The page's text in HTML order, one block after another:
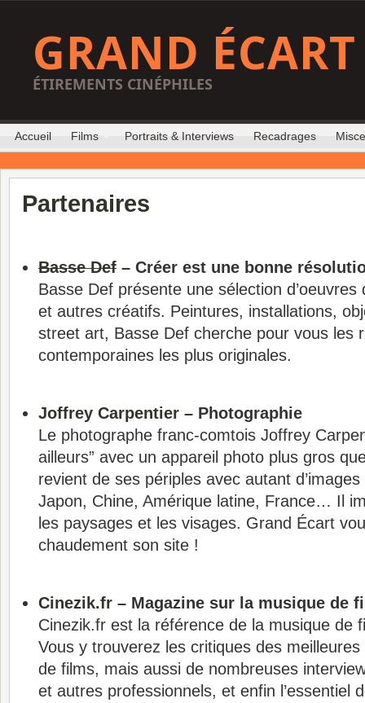
GRAND ÉCART
ÉTIREMENTS CINÉPHILES
Accueil Films Portraits & Interviews Recadrages
Partenaires
Basse Def – Créer est une bonne
Basse Def présente une sélection d’oeuvres
et autres créatifs. Peintures, installations,
street art, Basse Def cherche pour vous les
contemporaines les plus originales.
Joffrey Carpentier – Photographie
Le photographe franc-comtois Joffrey
ailleurs” avec un appareil photo plus gros
revient de ses périples avec autant
Japon, Chine, Amérique latine, France… Il
les paysages et les visages. Grand Écart
chaudement son site !
Cinezik.fr – Magazine sur la musique de
Cinezik.fr est la référence de la musique de
Vous y trouverez les critiques des
de films, mais aussi de nombreuses
et autres professionnels, et enfin l’essentiel